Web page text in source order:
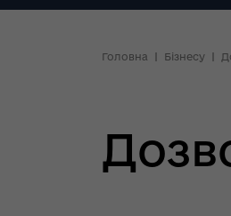
Головна Бізнесу